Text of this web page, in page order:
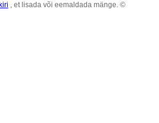
, et lisada või eemaldada mänge. ©